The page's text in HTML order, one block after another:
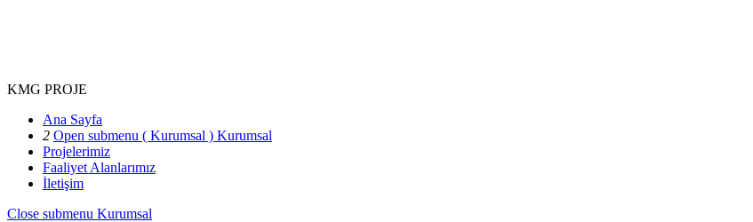
KMG PROJE
Ana Sayfa
2 Open submenu ( Kurumsal ) Kurumsal
Projelerimiz
Faaliyet Alanlarımız
İletişim
Close submenu Kurumsal